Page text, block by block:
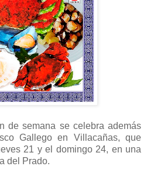
de semana se celebra además
Gallego en Villacañas, que
21 y el domingo 24, en una
del Prado.